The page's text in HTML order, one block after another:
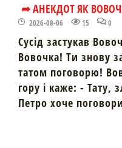
➦ АНЕКДОТ ЯК
2026-08-06 15 0
Сусід застукав
Вовочка! Ти знову
татом поговорю!
гору і каже: - Тату,
Петро хоче